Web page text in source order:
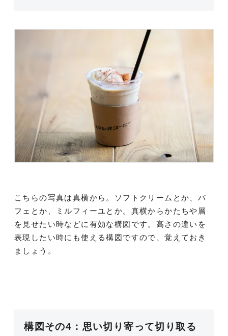
こちらの写真は真横から。ソフトクリームとか、パ
フェとか、ミルフィーユとか。真横からかたちや層
を見せたい時などに有効な構図です。高さの違いを
表現したい時にも使える構図ですので、覚えておき
ましょう。
構図その4：思い切り寄って切り取る